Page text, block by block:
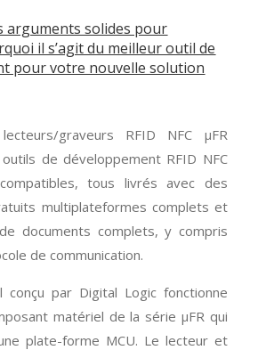
arguments solides pour
il s’agit du meilleur outil de
pour votre nouvelle solution
graveurs RFID NFC μFR
de développement RFID NFC
tous livrés avec des
multiplateformes complets et
documents complets, y compris
de communication.
conçu par Digital Logic fonctionne
matériel de la série μFR qui
plate-forme MCU. Le lecteur et